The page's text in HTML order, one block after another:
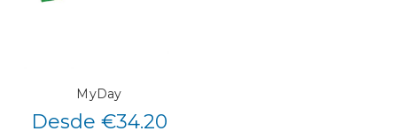
MyDay
Desde €34.20